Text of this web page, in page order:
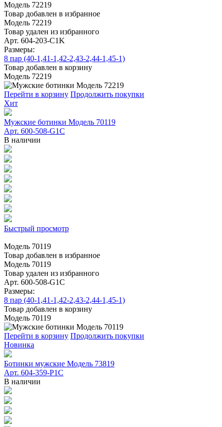
Модель 72219
Товар добавлен в избранное
Модель 72219
Товар удален из избранного
Арт. 604-203-C1K
Размеры:
8 пар (40-1,41-1,42-2,43-2,44-1,45-1)
Товар добавлен в корзину
Модель 72219
Перейти в корзину Продолжить покупки
Хит
Мужские ботинки Модель 70119
Арт. 600-508-G1C
В наличии
Быстрый просмотр
Модель 70119
Товар добавлен в избранное
Модель 70119
Товар удален из избранного
Арт. 600-508-G1C
Размеры:
8 пар (40-1,41-1,42-2,43-2,44-1,45-1)
Товар добавлен в корзину
Модель 70119
Перейти в корзину Продолжить покупки
Новинка
Ботинки мужские Модель 73819
Арт. 604-359-Р1С
В наличии